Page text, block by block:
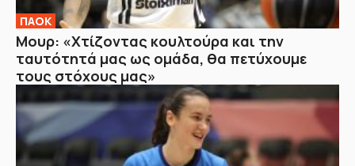
ΠΑΟΚ
Μουρ: «Χτίζοντας κουλτούρα και την
ταυτότητά μας ως ομάδα, θα πετύχουμε
τους στόχους μας»